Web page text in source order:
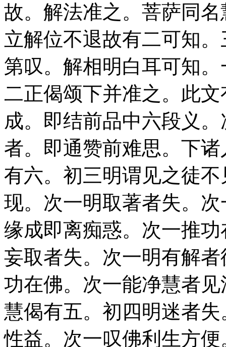
故。解法准之。菩萨同
立解位不退故有二可知
第叹。解相明白耳可知
二正偈颂下并准之。此
成。即结前品中六段义
者。即通赞前难思。下
有六。初三明谓见之徒
现。次一明取著者失。
缘成即离痴惑。次一推
妄取者失。次一明有解
功在佛。次一能净慧者
慧偈有五。初四明迷者
性益。次一叹佛利生方